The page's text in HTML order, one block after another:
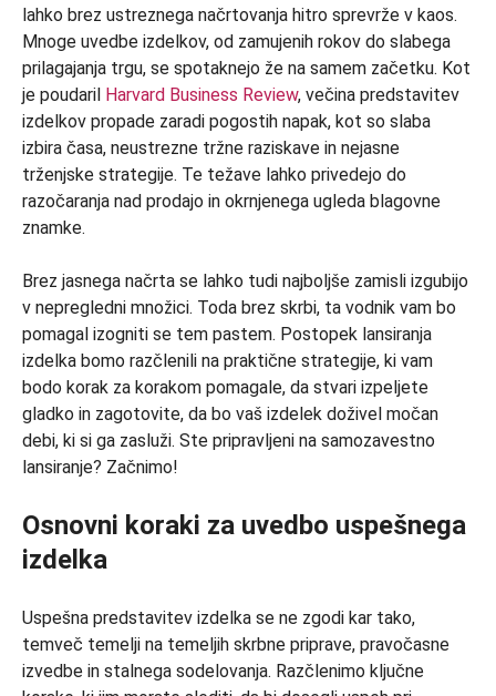
lahko brez ustreznega načrtovanja hitro sprevrže v kaos.
Mnoge uvedbe izdelkov, od zamujenih rokov do slabega
prilagajanja trgu, se spotaknejo že na samem začetku. Kot
je poudaril Harvard Business Review, večina predstavitev
izdelkov propade zaradi pogostih napak, kot so slaba
izbira časa, neustrezne tržne raziskave in nejasne
trženjske strategije. Te težave lahko privedejo do
razočaranja nad prodajo in okrnjenega ugleda blagovne
znamke.
Brez jasnega načrta se lahko tudi najboljše zamisli izgubijo
v nepregledni množici. Toda brez skrbi, ta vodnik vam bo
pomagal izogniti se tem pastem. Postopek lansiranja
izdelka bomo razčlenili na praktične strategije, ki vam
bodo korak za korakom pomagale, da stvari izpeljete
gladko in zagotovite, da bo vaš izdelek doživel močan
debi, ki si ga zasluži. Ste pripravljeni na samozavestno
lansiranje? Začnimo!
Osnovni koraki za uvedbo uspešnega
izdelka
Uspešna predstavitev izdelka se ne zgodi kar tako,
temveč temelji na temeljih skrbne priprave, pravočasne
izvedbe in stalnega sodelovanja. Razčlenimo ključne